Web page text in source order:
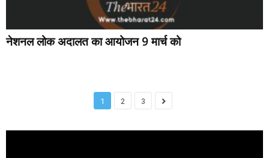
नेशनल लोक अदालत का आयोजन 9 मार्च को
1 2 3